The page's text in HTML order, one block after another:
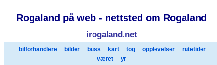
Rogaland på web - nettsted om Rogaland
irogaland.net
bilforhandlere bilder buss kart tog opplevelser
rutetider
været
yr